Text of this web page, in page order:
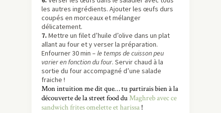
les autres ingrédients. Ajouter les œufs durs
coupés en morceaux et mélanger
délicatement.
7. Mettre un filet d’huile d’olive dans un plat
allant au four et y verser la préparation.
Enfourner 30 min –le temps de cuisson peu
varier en fonction du four. Servir chaud à la
sortie du four accompagné d’une salade
fraiche !
Mon intuition me dit que… tu partirais bien à la
découverte de la street food duMaghreb avec ce
sandwich frites omelette et harissa !